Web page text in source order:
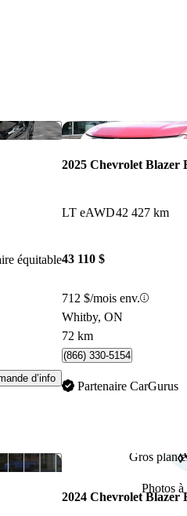
Enregistrer cette annonce
équitable
d’info
2025 Chevrolet Blazer
LT eAWD42 427 km
43 110 $
712 $/mois env.
Whitby, ON
72 km
(866) 330-5154
Partenaire CarGurus
Enregistrer cette annonce
Gros plan
Photos
2024 Chevrolet Blazer